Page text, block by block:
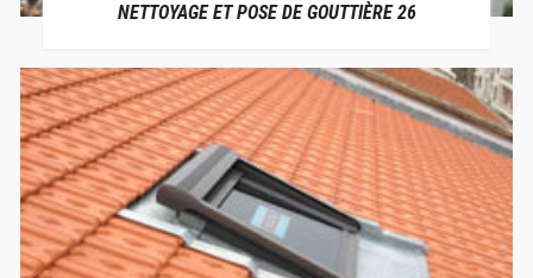
NETTOYAGE ET POSE DE GOUTTIÈRE 26